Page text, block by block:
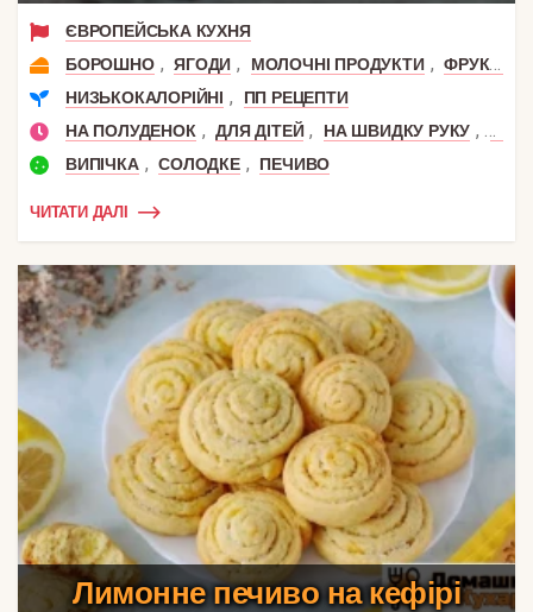
ЄВРОПЕЙСЬКА КУХНЯ
БОРОШНО , ЯГОДИ , МОЛОЧНІ ПРОДУКТИ , ФРУКТИ
НИЗЬКОКАЛОРІЙНІ ,
ПП РЕЦЕПТИ
НА ПОЛУДЕНОК , ДЛЯ ДІТЕЙ , НА ШВИДКУ РУКУ ,
ВИПІЧКА , СОЛОДКЕ , ПЕЧИВО
ЧИТАТИ ДАЛІ
Лимонне печиво на кефірі